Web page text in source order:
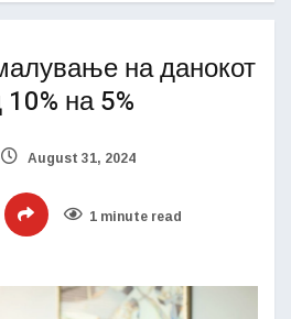
на данокот
на 5%
August 31, 2024
1 minute read